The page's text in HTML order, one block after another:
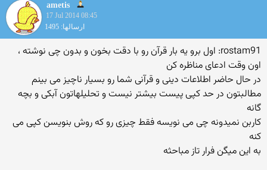
ametis
17 Jul 2014 08:45
ارسالها: 1495
rostam91: اول برو یه بار قرآن رو با دقت بخون و بدون چی نوشته ،
اون وقت ادعای مناظره کن
در حال حاضر اطلاعات دینی و قرآنی شما رو بسیار ناچیز می بینم
مطالبتون در حد کپی پیست بیشتر نیست و تحلیلهاتون آبکی و بچه
گانه
کاربن نمیدونه چی می نویسه فقط چیزی رو که روش بنویسن کپی می
کنه
به این میگن فرار تاز مباحثه